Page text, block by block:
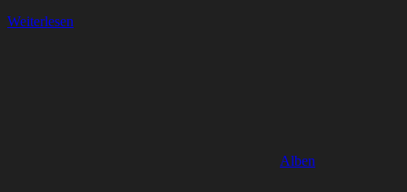
Weiterlesen
Alben